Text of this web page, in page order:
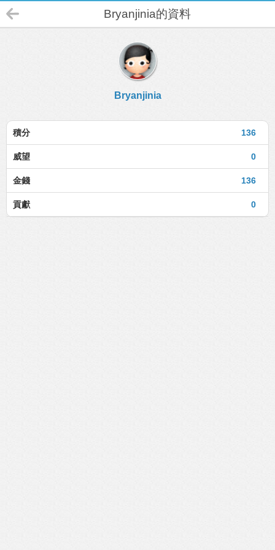
Bryanjinia的資料
Bryanjinia
136
積分
0
威望
136
金錢
0
貢獻